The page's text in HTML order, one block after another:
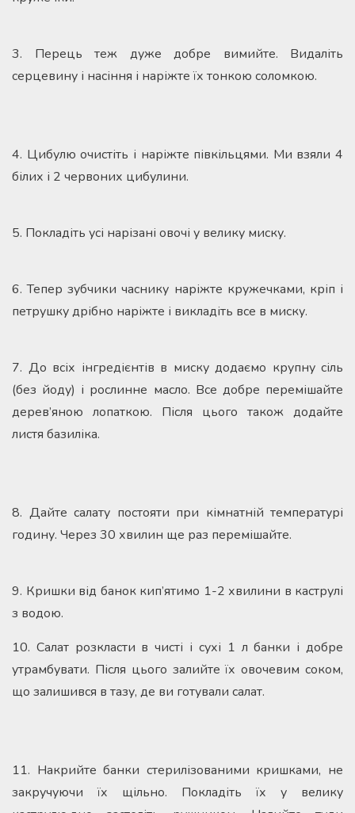
3. Перець теж дуже добре вимийте. Видаліть
серцевину і насіння і наріжте їх тонкою соломкою.
4. Цибулю очистіть і наріжте півкільцями. Ми взяли 4
білих і 2 червоних цибулини.
5. Покладіть усі нарізані овочі у велику миску.
6. Тепер зубчики часнику наріжте кружечками, кріп і
петрушку дрібно наріжте і викладіть все в миску.
7. До всіх інгредієнтів в миску додаємо крупну сіль
(без йоду) і рослинне масло. Все добре перемішайте
дерев’яною лопаткою. Після цього також додайте
листя базиліка.
8. Дайте салату постояти при кімнатній температурі
годину. Через 30 хвилин ще раз перемішайте.
9. Кришки від банок кип’ятимо 1-2 хвилини в каструлі
з водою.
10. Салат розкласти в чисті і сухі 1 л банки і добре
утрамбувати. Після цього залийте їх овочевим соком,
що залишився в тазу, де ви готували салат.
11. Накрийте банки стерилізованими кришками, не
закручуючи їх щільно. Покладіть їх у велику